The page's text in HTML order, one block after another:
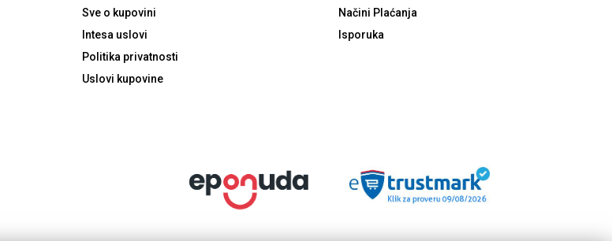
Sve o kupovini
Intesa uslovi
Politika privatnosti
Uslovi kupovine
Načini Plaćanja
Isporuka